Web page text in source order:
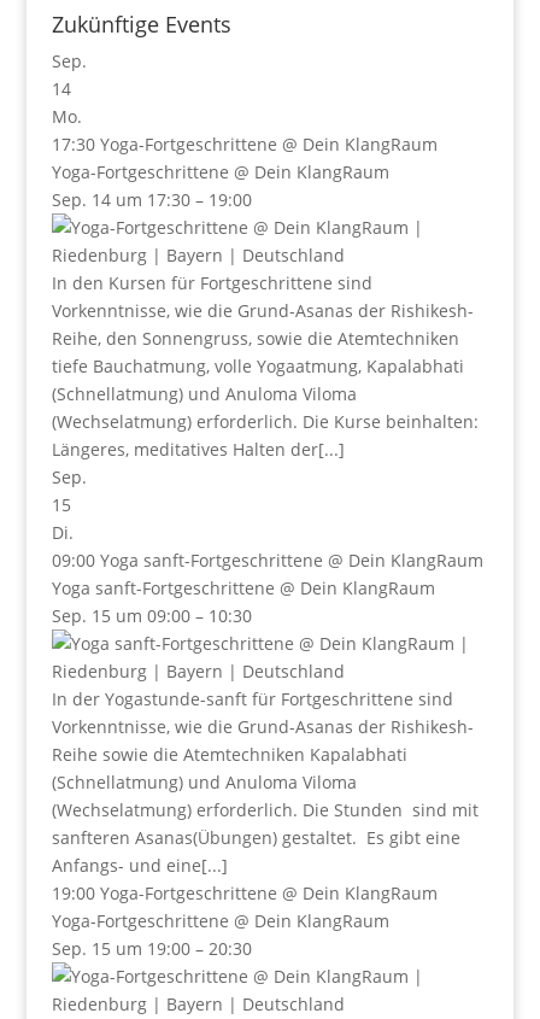
Zukünftige Events
Sep.
14
Mo.
17:30 Yoga-Fortgeschrittene @ Dein KlangRaum
Yoga-Fortgeschrittene @ Dein KlangRaum
Sep. 14 um 17:30 – 19:00
In den Kursen für Fortgeschrittene sind
Vorkenntnisse, wie die Grund-Asanas der Rishikesh-
Reihe, den Sonnengruss, sowie die Atemtechniken
tiefe Bauchatmung, volle Yogaatmung, Kapalabhati
(Schnellatmung) und Anuloma Viloma
(Wechselatmung) erforderlich. Die Kurse beinhalten:
Längeres, meditatives Halten der[...]
Sep.
15
Di.
09:00 Yoga sanft-Fortgeschrittene @ Dein KlangRaum
Yoga sanft-Fortgeschrittene @ Dein KlangRaum
Sep. 15 um 09:00 – 10:30
In der Yogastunde-sanft für Fortgeschrittene sind
Vorkenntnisse, wie die Grund-Asanas der Rishikesh-
Reihe sowie die Atemtechniken Kapalabhati
(Schnellatmung) und Anuloma Viloma
(Wechselatmung) erforderlich. Die Stunden sind mit
sanfteren Asanas(Übungen) gestaltet. Es gibt eine
Anfangs- und eine[...]
19:00 Yoga-Fortgeschrittene @ Dein KlangRaum
Yoga-Fortgeschrittene @ Dein KlangRaum
Sep. 15 um 19:00 – 20:30